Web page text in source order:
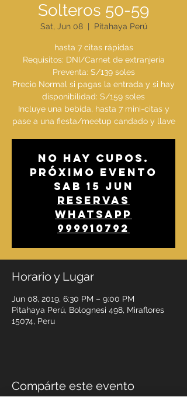
Solteros 50-59
Sat, Jun 08
  |
Pitahaya Perú
hasta 7 citas rápidas
Requisitos: DNI/Carnet de extranjería
Preventa: S/139 soles
Precio Normal si pagas la entrada y si hay
disponibilidad: S/159 soles
Incluye una bebida, hasta 7 mini-citas y
pase a una fiesta/meetup candado y llave
No hay cupos.
Próximo Evento
SAB 15 JUN
Reservas
whatsapp
999910792
Horario y Lugar
Jun 08, 2019, 6:30 PM – 9:00 PM
Pitahaya Perú, Bolognesi 498, Miraflores
15074, Peru
Compárte este evento